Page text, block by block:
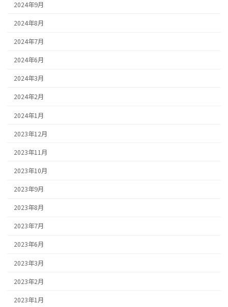
2024年9月
2024年8月
2024年7月
2024年6月
2024年3月
2024年2月
2024年1月
2023年12月
2023年11月
2023年10月
2023年9月
2023年8月
2023年7月
2023年6月
2023年3月
2023年2月
2023年1月